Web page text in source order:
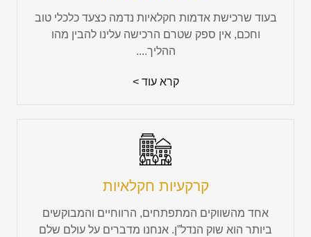
בעוד שרכישת אדמות חקלאיות נדמה כצעד כלכלי טוב
וחכם, אין ספק שטרם הרכישה עלינו להבין מהו
ההליך....
קרא עוד >
קרקעיות חקלאיות
אחד מהשווקים המתפתחים, הרווחיים והמבוקשים
ביותר הוא שוק הנדל”ן. אנחנו מדברים על עולם שלם